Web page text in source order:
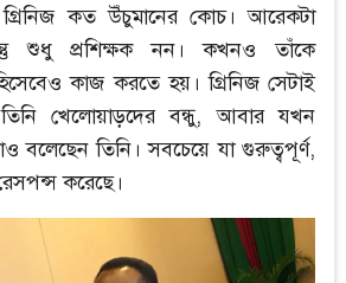
কত উঁচুমানের কোচ। আরেকটা
শুধু প্রশিক্ষক নন। কখনও তাঁকে
কাজ করতে হয়। গ্রিনিজ সেটাই
খেলোয়াড়দের বন্ধু, আবার যখন
বলেছেন তিনি। সবচেয়ে যা গুরুত্বপূর্ণ,
করেছে।